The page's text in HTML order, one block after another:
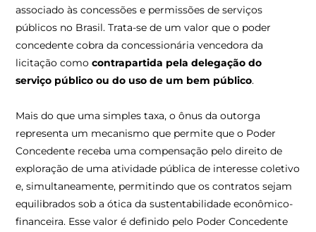
associado às concessões e permissões de serviços
públicos no Brasil. Trata-se de um valor que o poder
concedente cobra da concessionária vencedora da
licitação comocontrapartida pela delegação do
serviço público ou do uso de um bem público.
Mais do que uma simples taxa, o ônus da outorga
representa um mecanismo que permite que o Poder
Concedente receba uma compensação pelo direito de
exploração de uma atividade pública de interesse coletivo
e, simultaneamente, permitindo que os contratos sejam
equilibrados sob a ótica da sustentabilidade econômico-
financeira. Esse valor é definido pelo Poder Concedente